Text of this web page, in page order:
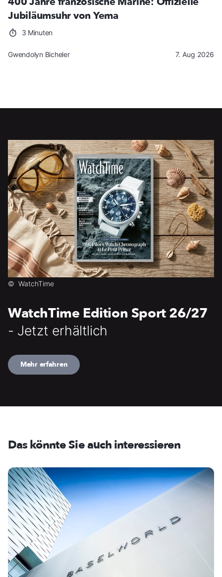
Jubiläumsuhr von Yema
3 Minuten
Gwendolyn Bicheler 7. Aug 2026
© WatchTime
WatchTime Edition Sport 26/27
- Jetzt erhältlich
Mehr erfahren
Das könnte Sie auch interessieren